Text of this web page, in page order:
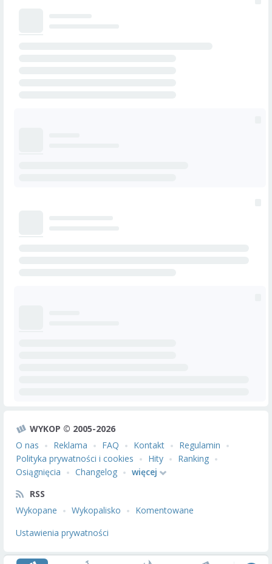
WYKOP © 2005-2026
O nas
Reklama FAQ Kontakt
Regulamin
Polityka prywatności i cookies
Hity
Ranking
Osiągnięcia
Changelog
więcej
RSS
Wykopane
Wykopalisko
Komentowane
Ustawienia prywatności